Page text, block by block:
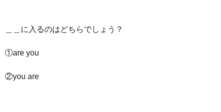
＿＿に入るのはどちらでしょう？
①are you
②you are